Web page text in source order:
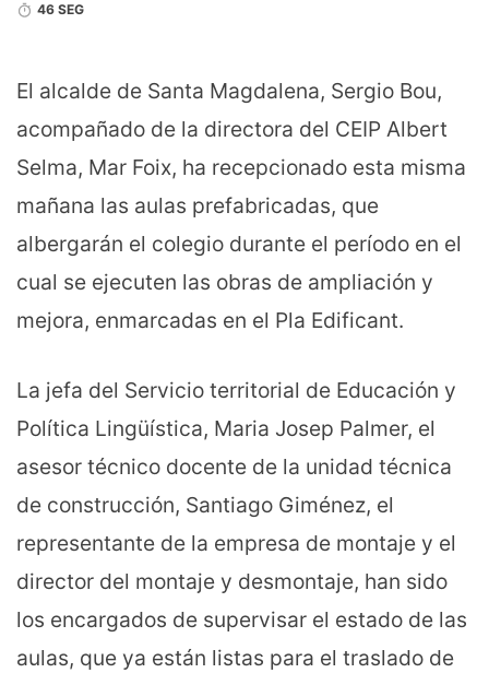
46 SEG
El alcalde de Santa Magdalena, Sergio Bou,
acompañado de la directora del CEIP Albert
Selma, Mar Foix, ha recepcionado esta misma
mañana las aulas prefabricadas, que
albergarán el colegio durante el período en el
cual se ejecuten las obras de ampliación y
mejora, enmarcadas en el Pla Edificant.
La jefa del Servicio territorial de Educación y
Política Lingüística, Maria Josep Palmer, el
asesor técnico docente de la unidad técnica
de construcción, Santiago Giménez, el
representante de la empresa de montaje y el
director del montaje y desmontaje, han sido
los encargados de supervisar el estado de las
aulas, que ya están listas para el traslado de